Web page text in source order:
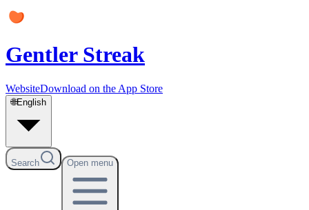
Gentler Streak
WebsiteDownload on the App Store
🌐English
Search Open menu